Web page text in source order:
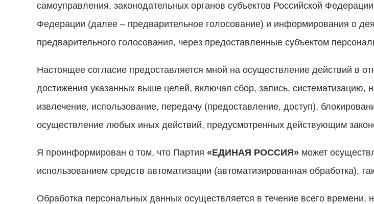
самоуправления, законодательных органов субъектов Российской
Федерации (далее – предварительное голосование) и информирования о
предварительного голосования, через предоставленные субъектом
Настоящее согласие предоставляется мной на осуществление действий в
достижения указанных выше целей, включая сбор, запись, систематизацию,
извлечение, использование, передачу (предоставление, доступ),
осуществление любых иных действий, предусмотренных действующим
Я проинформирован о том, что Партия «ЕДИНАЯ РОССИЯ» может
использованием средств автоматизации (автоматизированная обработка),
Обработка персональных данных осуществляется в течение всего